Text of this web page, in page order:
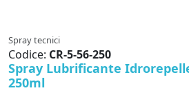
Spray tecnici
Codice: CR-5-56-250
Spray Lubrificante
250ml